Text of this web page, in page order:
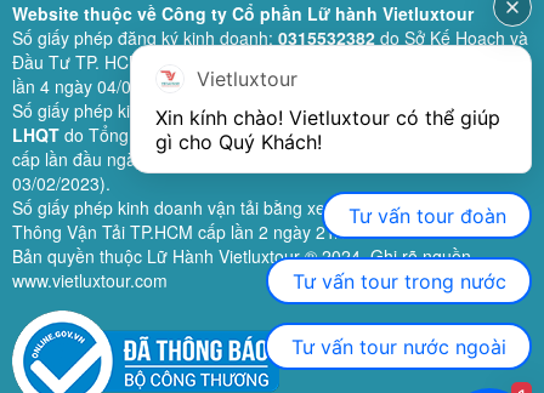
Website thuộc về Công ty Cổ phần Lữ hành Vietluxtour
Số giấy phép đăng ký kinh doanh: 0315532382do Sở Kế Hoạch và
Đầu Tư TP. HCM cấp lần đầu ngày 28/02/2019 (sửa đổi bổ sung
lần 4 ngày 04/06/2024).
Số giấy phép kinh doanh lữ hành quốc tế:79-1111/2019/TCDL-GP
LHQTdo Tổng Cục Du Lịch (nay là Cục Du lịch quốc gia Việt Nam)
cấp lần đầu ngày 26/09/2019 (sửa đổi, bổ sung lần 3 ngày
03/02/2023).
Số giấy phép kinh doanh vận tải bằng xe ô tô:11924do Sở Giao
Thông Vận Tải TP.HCM cấp lần 2 ngày 21/02/2023.
Bản quyền thuộc Lữ Hành Vietluxtour ® 2024. Ghi rõ nguồn
www.vietluxtour.com
Vietluxtour
Xin kính chào! Vietluxtour có thể giúp
gì cho Quý Khách!
Tư vấn tour đoàn
Tư vấn tour trong nước
Tư vấn tour nước ngoài